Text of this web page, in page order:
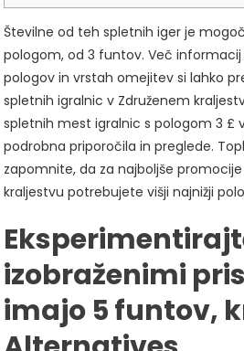
Številne od teh spletnih iger je
pologom, od 3 funtov. Več
pologov in vrstah omejitev si lahko
spletnih igralnic v Združenem
spletnih mest igralnic s pologom 3 £
podrobna priporočila in preglede.
zapomnite, da za najboljše
kraljestvu potrebujete višji najnižji
izobraženimi
imajo 5 funtov,